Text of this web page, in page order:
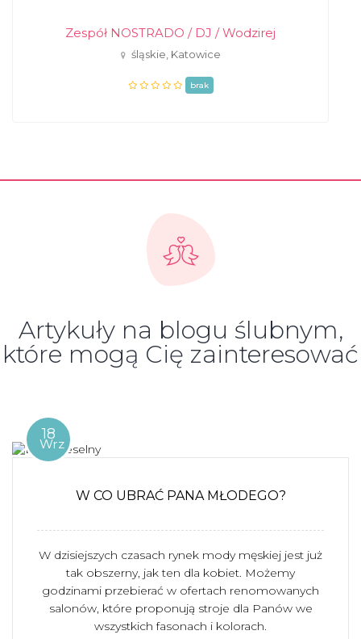
Zespół NOSTRADO / DJ / Wodzirej
śląskie, Katowice
brak
Artykuły na blogu ślubnym,
które mogą Cię zainteresować
18
Wrz
W CO UBRAĆ PANA MŁODEGO?
W dzisiejszych czasach rynek mody męskiej jest już
tak obszerny, jak ten dla kobiet. Możemy
godzinami przebierać w ofertach renomowanych
salonów, które proponują stroje dla Panów we
wszystkich fasonach i kolorach.